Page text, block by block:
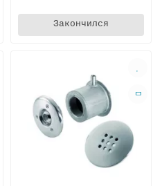
Закончился